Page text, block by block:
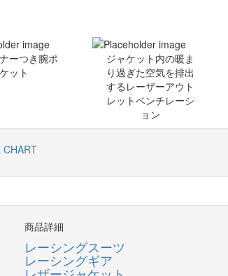
ーつき腕ポ
ケット
ジャケット内の暖ま
り過ぎた空気を排出
するレーザーアウト
レットベンチレーシ
ョン
CHART
商品詳細
レーシングスーツ
レーシングギア